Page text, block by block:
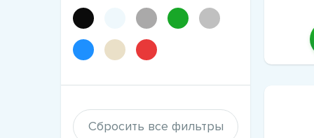
Сбросить все фильтры